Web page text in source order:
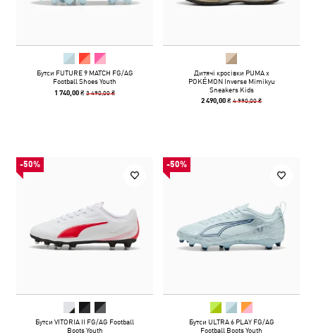
Бутси FUTURE 9 MATCH FG/AG
Football Shoes Youth
1 740,00 ₴3 490,00 ₴
Дитячі кросівки PUMA x
POKÉMON Inverse Mimikyu
Sneakers Kids
2 490,00 ₴4 990,00 ₴
-50%
Бутси VITORIA II FG/AG Football
Boots Youth
-50%
Бутси ULTRA 6 PLAY FG/AG
Football Boots Youth